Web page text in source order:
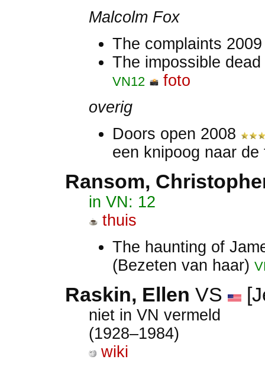
Malcolm Fox
The complaints
The impossible
VN12
foto
overig
Doors open 2008
een knipoog naar
Ransom,
in VN: 12
thuis
The haunting of
(Bezeten van haar)
Raskin, Ellen VS
niet in VN vermeld
(1928–1984)
wiki